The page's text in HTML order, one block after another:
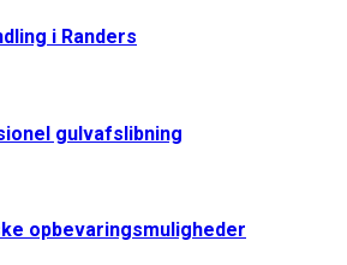
i Randers
gulvafslibning
opbevaringsmuligheder